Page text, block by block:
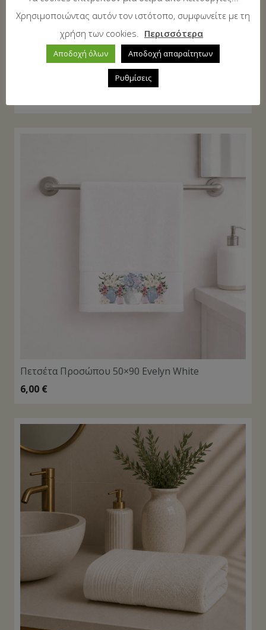
Πετσέτα Προσώπου 50×90 White
Πετσέτα Προσώπου 50×90 Evelyn White
6,00 €
Χρησιμοποιώντας αυτόν τον ιστότοπο, συμφωνείτε με τη
χρήση των cookies.
Περισσότερα
Αποδοχή όλων Αποδοχή απαραίτητων
Ρυθμίσεις